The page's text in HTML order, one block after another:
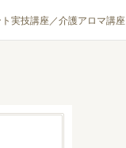
ト実技講座／介護アロマ講座